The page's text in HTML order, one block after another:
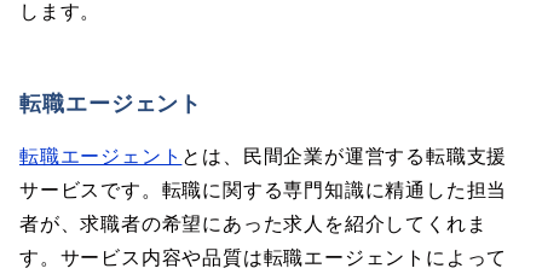
します。
転職エージェント
転職エージェント とは、民間企業が運営する転職支援
サービスです。転職に関する専門知識に精通した担当
者が、求職者の希望にあった求人を紹介してくれま
す。サービス内容や品質は転職エージェントによって